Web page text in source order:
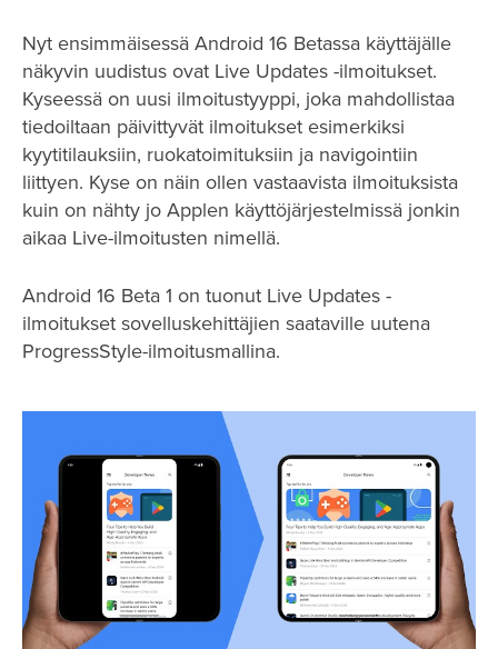
Nyt ensimmäisessä Android 16 Betassa käyttäjälle
näkyvin uudistus ovat Live Updates -ilmoitukset.
Kyseessä on uusi ilmoitustyyppi, joka mahdollistaa
tiedoiltaan päivittyvät ilmoitukset esimerkiksi
kyytitilauksiin, ruokatoimituksiin ja navigointiin
liittyen. Kyse on näin ollen vastaavista ilmoituksista
kuin on nähty jo Applen käyttöjärjestelmissä jonkin
aikaa Live-ilmoitusten nimellä.
Android 16 Beta 1 on tuonut Live Updates -
ilmoitukset sovelluskehittäjien saataville uutena
ProgressStyle-ilmoitusmallina.